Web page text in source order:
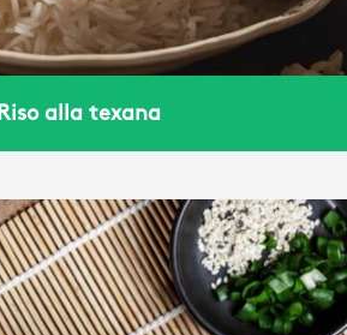
Riso alla texana